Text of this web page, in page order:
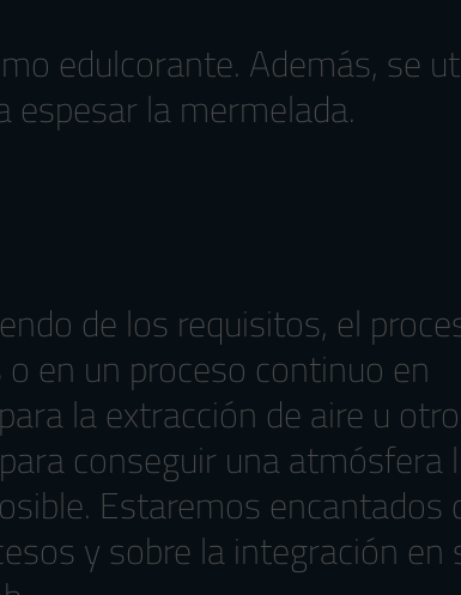
edulcorante. Además, se
la mermelada.
de los requisitos, el
en un proceso continuo en
la extracción de aire u
conseguir una atmósfera
Estaremos encantados
y sobre la integración en